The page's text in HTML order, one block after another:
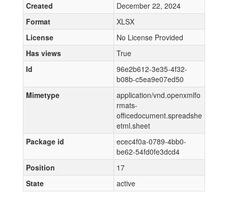
Created
December 22, 2024
Format
XLSX
License
No License Provided
Has views
True
Id
96e2b612-3e35-4f32-
b08b-c5ea9e07ed50
Mimetype
application/vnd.openxmlfo
rmats-
officedocument.spreadshe
etml.sheet
Package id
ecec4f0a-0789-4bb0-
be62-54fd0fe3dcd4
Position
17
State
active